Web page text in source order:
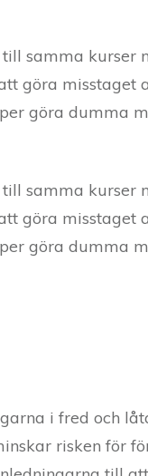
samma kurser
göra misstaget
göra dumma
samma kurser
göra misstaget
göra dumma
i fred och
risken för